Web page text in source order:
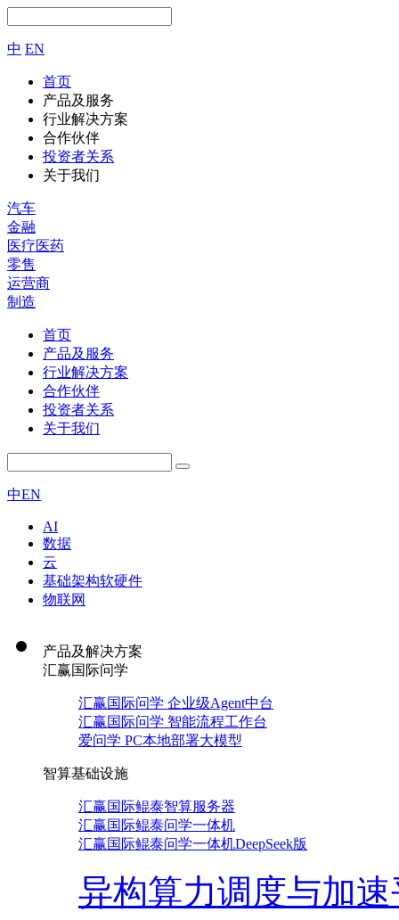
中 EN
首页
产品及服务
行业解决方案
合作伙伴
投资者关系
关于我们
汽车
金融
医疗医药
零售
运营商
制造
首页
产品及服务
行业解决方案
合作伙伴
投资者关系
关于我们
中EN
AI
数据
云
基础架构软硬件
物联网
产品及解决方案
汇赢国际问学
汇赢国际问学 企业级Agent中台
汇赢国际问学 智能流程工作台
爱问学 PC本地部署大模型
智算基础设施
汇赢国际鲲泰智算服务器
汇赢国际鲲泰问学一体机
汇赢国际鲲泰问学一体机DeepSeek版
异构算力调度与加